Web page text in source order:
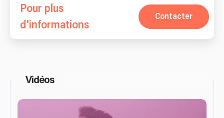
Pour plus
d'informations
Contacter
Vidéos